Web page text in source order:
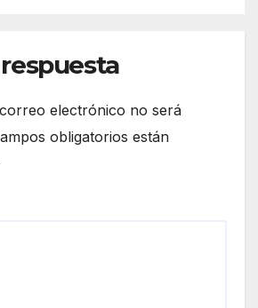
electrónico no será
obligatorios están